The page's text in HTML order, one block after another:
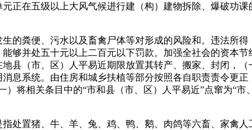
正在五级以上大风气候进行建（构）建物拆除、爆破功
粪便、污水以及畜禽尸体等对形成的风险和。违法所得
够并处五十元以上二百元以下罚款。加强全社会的资本
（市、区）人平易近期限放置其转产、搬家、封闭，（
息系统。由住房和城乡扶植等部分按照各自职责责令更
将相关条目中的“市和县（市、区）人平易近”点窜为“市
置猪、牛、羊、兔、鸡、鸭、鹅、肉鸽等六畜、家禽人